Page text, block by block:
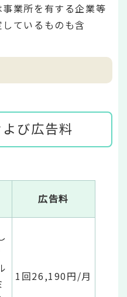
事業所を有する企業等
しているものも含
び広告料
広告料
1回26,190円/月